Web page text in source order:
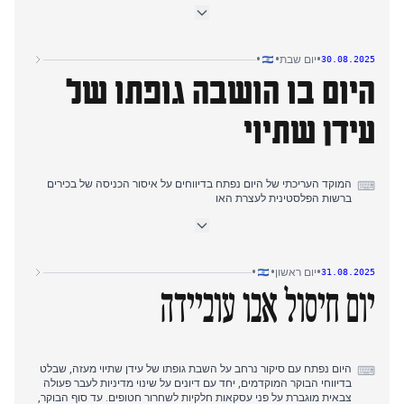
חריף. בזירה הפנימית, היועצת המשפטית לממשלה קבעה כי יש לעצור
המרכזי, החל משעות הבוקר המאוחרות, היה השבת גופתו של החטוף
אילן וייס מעזה, יחד עם ממצאים של חלל חטוף נוסף, לאחר מבצע צבאי
מורכב. אחר הצהריים עברה תשומת הלב להחלטת ארצות הברית לחסום
את בכירי הרשות הפלסטינית, כולל אבו מאזן, מלהגיע לעצרת הכללית של
האו"ם. בערב נחשפו פרטים מבכירים ביטחוניים על הזדמנות שהוחמצה
לאחרונה להשבת חטופים חיים.
30.08.2025
•יום שבת•
•
היום בו הושבה גופתו של
עידן שתיוי
⌨ המוקד העריכתי של היום נפתח בדיווחים על איסור הכניסה של בכירים
ברשות הפלסטינית לעצרת האו
31.08.2025
•יום ראשון•
•
יום חיסול אבו עוביידה
⌨ היום נפתח עם סיקור נרחב על השבת גופתו של עידן שתיוי מעזה, שבלט
בדיווחי הבוקר המוקדמים, יחד עם דיונים על שינוי מדיניות לעבר פעולה
צבאית מוגברת על פני עסקאות חלקיות לשחרור חטופים. עד סוף הבוקר,